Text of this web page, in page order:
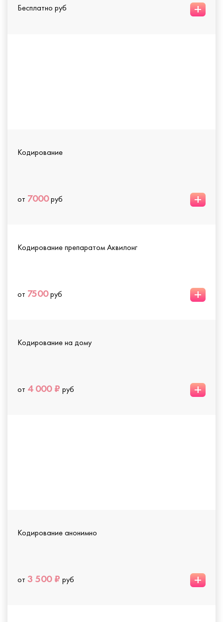
Бесплатно руб +
Кодирование
от 7000руб +
Кодирование препаратом Аквилонг
от 7500руб +
Кодирование на дому
от 4 000 ₽ руб +
Кодирование анонимно
от 3 500 ₽ руб +